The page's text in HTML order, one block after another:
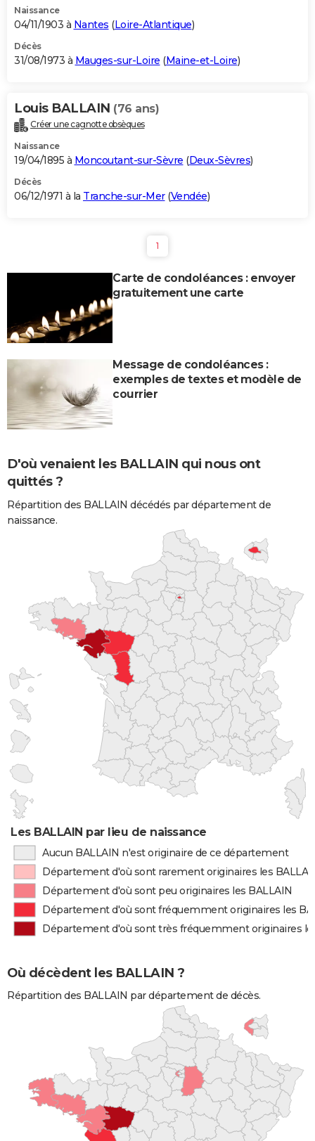
Naissance
04/11/1903 à Nantes (Loire-Atlantique)
Décès
31/08/1973 à Mauges-sur-Loire (Maine-et-Loire)
Louis BALLAIN (76 ans)
Créer une cagnotte obsèques
Naissance
19/04/1895 à Moncoutant-sur-Sèvre (Deux-Sèvres)
Décès
06/12/1971 à la Tranche-sur-Mer(Vendée)
1
Carte de condoléances : envoyer
gratuitement une carte
Message de condoléances :
exemples de textes et modèle de
courrier
D'où venaient les BALLAIN qui nous ont
quittés ?
Répartition des BALLAIN décédés par département de
naissance.
Les BALLAIN par lieu de naissance
Aucun BALLAIN n'est originaire de ce département
Département d'où sont rarement originaires les
Département d'où sont peu originaires les BALLAIN
Département d'où sont fréquemment originaires les
Département d'où sont très fréquemment originaires
Où décèdent les BALLAIN ?
Répartition des BALLAIN par département de décès.